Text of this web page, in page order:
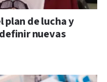
plan de lucha y
nuevas